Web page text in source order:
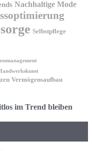
Nachhaltige Mode
Selbstpflege
Vermögensaufbau
im Trend bleiben